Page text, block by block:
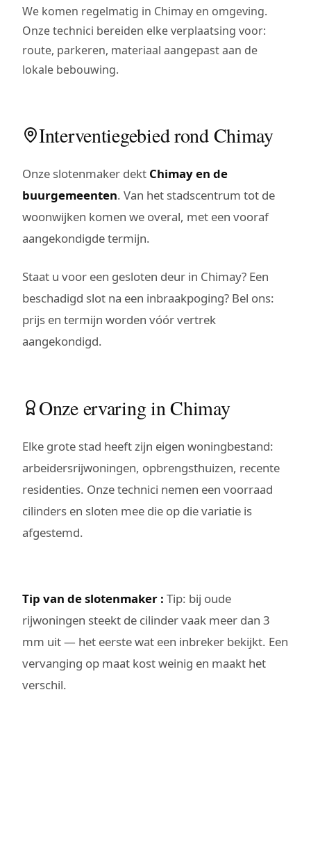
We komen regelmatig in Chimay en omgeving.
Onze technici bereiden elke verplaatsing voor:
route, parkeren, materiaal aangepast aan de
lokale bebouwing.
Interventiegebied rond Chimay
Onze slotenmaker dekt Chimay en de
buurgemeenten. Van het stadscentrum tot de
woonwijken komen we overal, met een vooraf
aangekondigde termijn.
Staat u voor een gesloten deur in Chimay? Een
beschadigd slot na een inbraakpoging? Bel ons:
prijs en termijn worden vóór vertrek
aangekondigd.
Onze ervaring in Chimay
Elke grote stad heeft zijn eigen woningbestand:
arbeidersrijwoningen, opbrengsthuizen, recente
residenties. Onze technici nemen een voorraad
cilinders en sloten mee die op die variatie is
afgestemd.
Tip van de slotenmaker : Tip: bij oude
rijwoningen steekt de cilinder vaak meer dan 3
mm uit — het eerste wat een inbreker bekijkt. Een
vervanging op maat kost weinig en maakt het
verschil.